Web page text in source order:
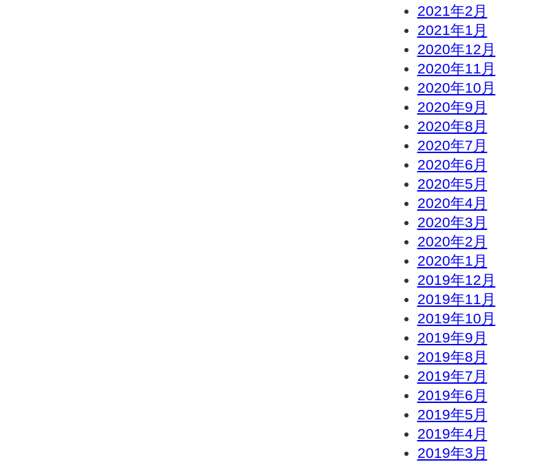
2021年2月
2021年1月
2020年12月
2020年11月
2020年10月
2020年9月
2020年8月
2020年7月
2020年6月
2020年5月
2020年4月
2020年3月
2020年2月
2020年1月
2019年12月
2019年11月
2019年10月
2019年9月
2019年8月
2019年7月
2019年6月
2019年5月
2019年4月
2019年3月